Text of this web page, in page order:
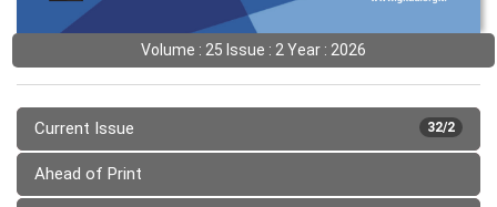
Volume : 25 Issue : 2 Year : 2026
32/2
Current Issue
Ahead of Print